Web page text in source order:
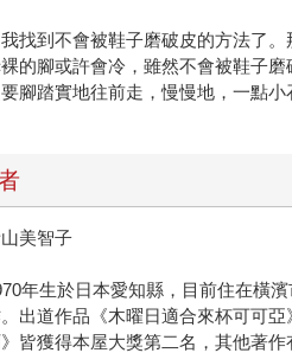
我找到不會被鞋子磨破皮的方法了
的腳或許會冷，雖然不會被鞋子磨
腳踏實地往前走，慢慢地，一點
美智子
年生於日本愛知縣，目前住在橫
出道作品《木曜日適合來杯可可
皆獲得本屋大獎第二名，其他著